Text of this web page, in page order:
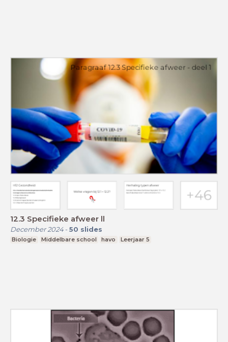
12.3 Specifieke afweer ll
December 2024- 50 slides
Biologie Middelbare school havo Leerjaar 5